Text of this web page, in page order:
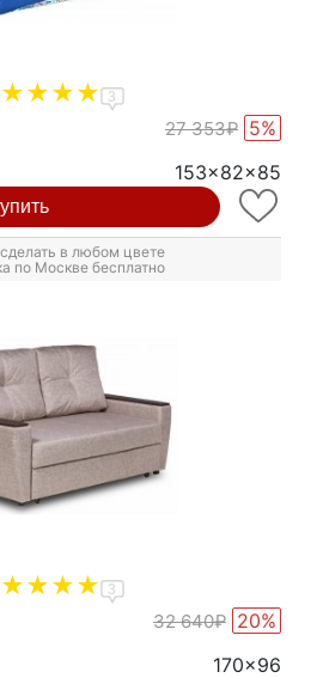
3
27 353₽ 5%
153x82x85
в любом цвете
по Москве бесплатно
3
32 640₽ 20%
170x96